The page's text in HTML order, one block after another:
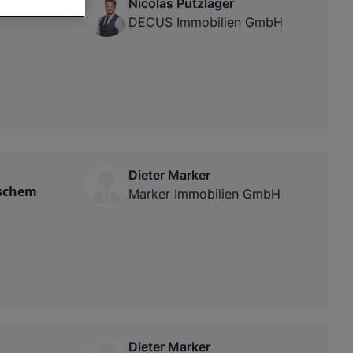
DECUS Immobilien GmbH
Dieter Marker
Marker Immobilien GmbH
Dieter Marker
oder Zugriff